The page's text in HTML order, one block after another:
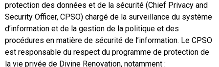
protection des données et de la sécurité (Chief Privacy and
Security Officer, CPSO) chargé de la surveillance du système
d’information et de la gestion de la politique et des
procédures en matière de sécurité de l’information. Le CPSO
est responsable du respect du programme de protection de
la vie privée de Divine Renovation, notamment :